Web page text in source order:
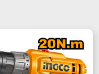
Initial
Était :
150,000 د.ت.
Prix
Actuel
Est :